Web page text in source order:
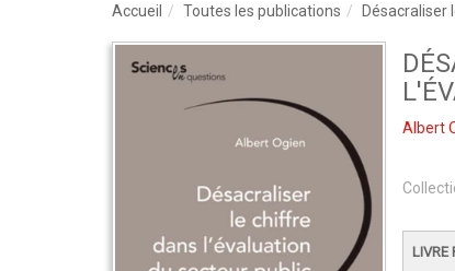
Accueil Toutes les publications Désacraliser
Albert
LIVRE